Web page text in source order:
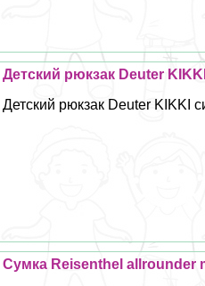
Детский рюкзак Deuter
Детский рюкзак Deuter KIKKI
Сумка Reisenthel allrounder